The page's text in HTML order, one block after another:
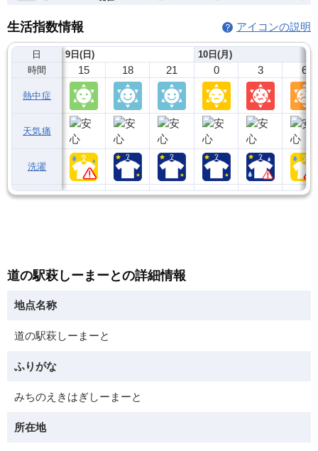
生活指数情報 アイコンの説明
日
時間
熱中症
天気痛
洗濯
9日(日)
15 18 21
10日(月)
0 3 6
道の駅萩しーまーとの詳細情報
地点名称
道の駅萩しーまーと
ふりがな
みちのえきはぎしーまーと
所在地